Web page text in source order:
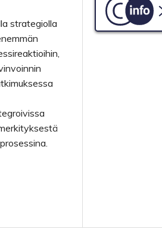
strategiolla
C-info